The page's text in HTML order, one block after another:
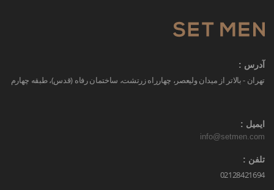
آدرس :
تهران - بالاتر از میدان ولیعصر، چهارراه زرتشت، ساختمان رفاه (قدس)، طبقه چهارم
ایمیل :
info@setmen.com
تلفن :
02128421694